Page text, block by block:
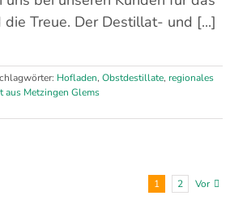
die Treue. Der Destillat- und [...]
Hofladen, Obstdestillate, regionales
aus Metzingen Glems
1 2 Vor